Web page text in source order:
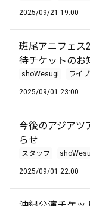
2025/09/21 19:00
斑尾アニフェス
待チケットのお
shoWesugi ライブ
2025/09/01 23:00
今後のアジアツ
らせ
スタッフ
2025/09/01 22:00